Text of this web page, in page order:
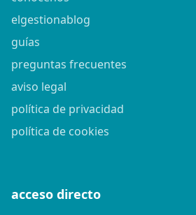
elgestionablog
guías
preguntas frecuentes
aviso legal
política de privacidad
política de cookies
acceso directo